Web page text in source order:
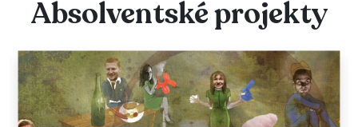
Absolventské projekty